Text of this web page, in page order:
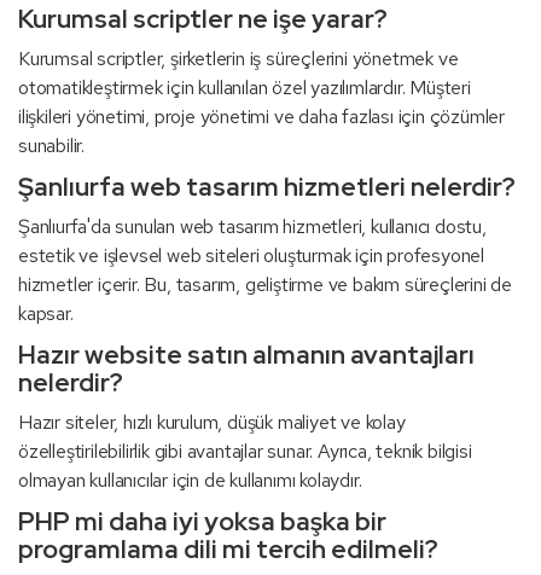
Kurumsal scriptler ne işe yarar?
Kurumsal scriptler, şirketlerin iş süreçlerini yönetmek ve
otomatikleştirmek için kullanılan özel yazılımlardır. Müşteri
ilişkileri yönetimi, proje yönetimi ve daha fazlası için çözümler
sunabilir.
Şanlıurfa web tasarım hizmetleri nelerdir?
Şanlıurfa'da sunulan web tasarım hizmetleri, kullanıcı dostu,
estetik ve işlevsel web siteleri oluşturmak için profesyonel
hizmetler içerir. Bu, tasarım, geliştirme ve bakım süreçlerini de
kapsar.
Hazır website satın almanın avantajları
nelerdir?
Hazır siteler, hızlı kurulum, düşük maliyet ve kolay
özelleştirilebilirlik gibi avantajlar sunar. Ayrıca, teknik bilgisi
olmayan kullanıcılar için de kullanımı kolaydır.
PHP mi daha iyi yoksa başka bir
programlama dili mi tercih edilmeli?